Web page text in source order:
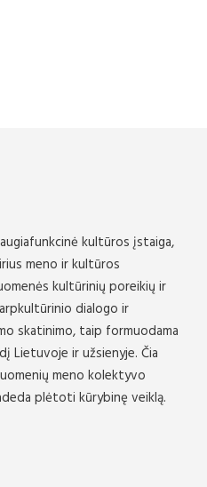
kultūros įstaiga,
meno ir kultūros
kultūrinių poreikių ir
dialogo ir
skatinimo, taip formuodama
Lietuvoje ir užsienyje. Čia
meno kolektyvo
plėtoti kūrybinę veiklą.